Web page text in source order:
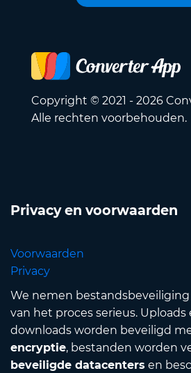
Copyright © 2021 - 2026
Alle rechten voorbehouden.
Privacy en voorwaarden
Voorwaarden
Privacy
We nemen
van het proces serieus. Uploads
downloads worden beveiligd
encryptie, bestanden worden
beveiligde datacenters en